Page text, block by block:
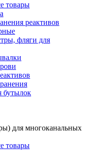
товары
реактивов
фляги для
бутылок
для многоканальных
товары